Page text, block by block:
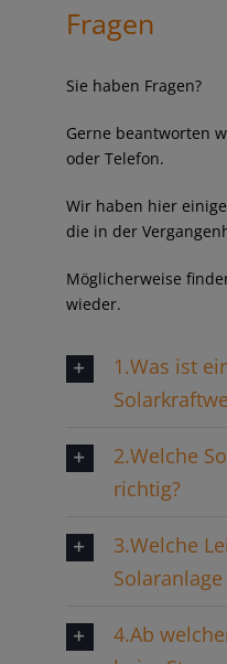
Fragen
Sie haben Fragen?
Gerne beantworten
oder Telefon.
Wir haben hier
die in der
Möglicherweise
wieder.
1.Was ist
2.Welche
richtig?
3.Welche
4.Ab